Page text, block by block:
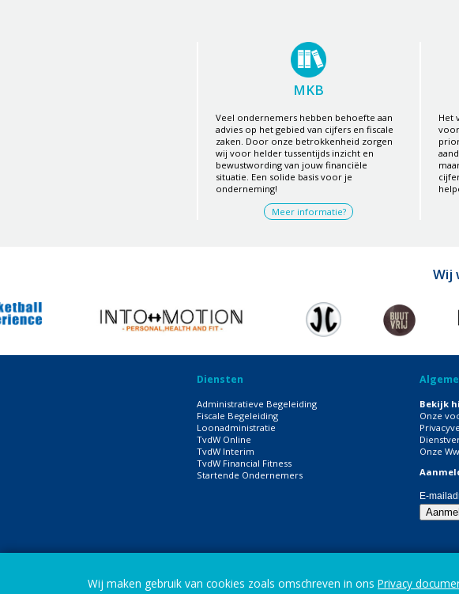
MKB
Veel ondernemers hebben behoefte aan
advies op het gebied van cijfers en fiscale
zaken. Door onze betrokkenheid zorgen
wij voor helder tussentijds inzicht en
bewustwording van jouw financiële
situatie. Een solide basis voor je
onderneming!
Meer informatie?
Het
Wij
Diensten
Administratieve Begeleiding
Fiscale Begeleiding
Loonadministratie
TvdW Online
TvdW Interim
TvdW Financial Fitness
Startende Ondernemers
Bekijk
Onze
Onze
E-
Wij maken gebruik van cookies zoals omschreven in ons Privacy